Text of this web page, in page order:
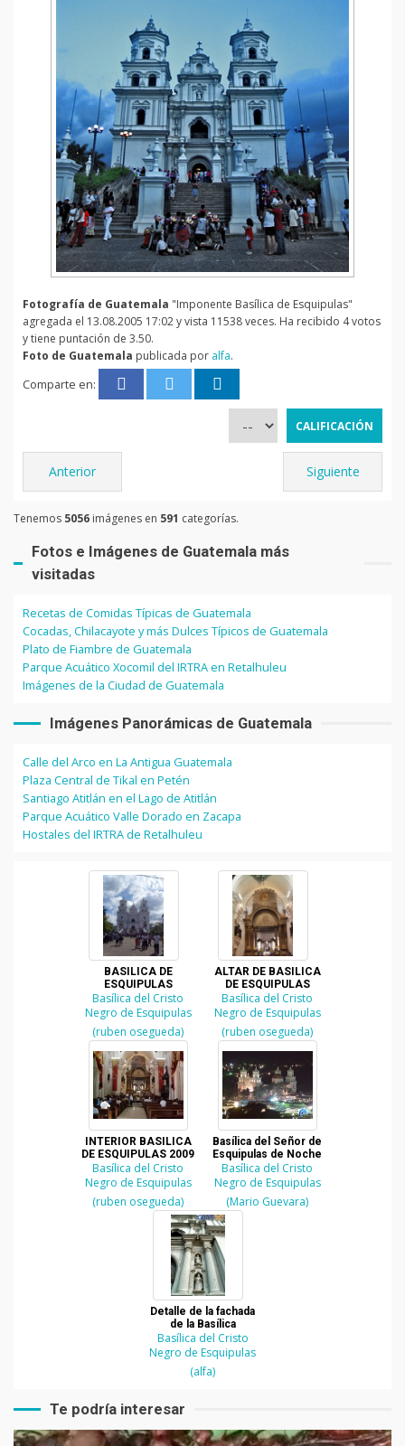
Fotografía de Guatemala "Imponente Basílica de Esquipulas"
agregada el 13.08.2005 17:02 y vista 11538 veces. Ha recibido 4 votos
y tiene puntación de 3.50.
Foto de Guatemala publicada por alfa.
Comparte en:
Anterior Siguiente
Tenemos 5056 imágenes en 591 categorías.
Fotos e Imágenes de Guatemala más
visitadas
Recetas de Comidas Típicas de Guatemala
Cocadas, Chilacayote y más Dulces Típicos de Guatemala
Plato de Fiambre de Guatemala
Parque Acuático Xocomil del IRTRA en Retalhuleu
Imágenes de la Ciudad de Guatemala
Imágenes Panorámicas de Guatemala
Calle del Arco en La Antigua Guatemala
Plaza Central de Tikal en Petén
Santiago Atitlán en el Lago de Atitlán
Parque Acuático Valle Dorado en Zacapa
Hostales del IRTRA de Retalhuleu
BASILICA DE
ESQUIPULAS
Basílica del Cristo
Negro de Esquipulas
(ruben osegueda)
ALTAR DE BASILICA
DE ESQUIPULAS
Basílica del Cristo
Negro de Esquipulas
(ruben osegueda)
INTERIOR BASILICA
DE ESQUIPULAS 2009
Basílica del Cristo
Negro de Esquipulas
(ruben osegueda)
Basílica del Señor de
Esquipulas de Noche
Basílica del Cristo
Negro de Esquipulas
(Mario Guevara)
Detalle de la fachada
de la Basílica
Basílica del Cristo
Negro de Esquipulas
(alfa)
Te podría interesar